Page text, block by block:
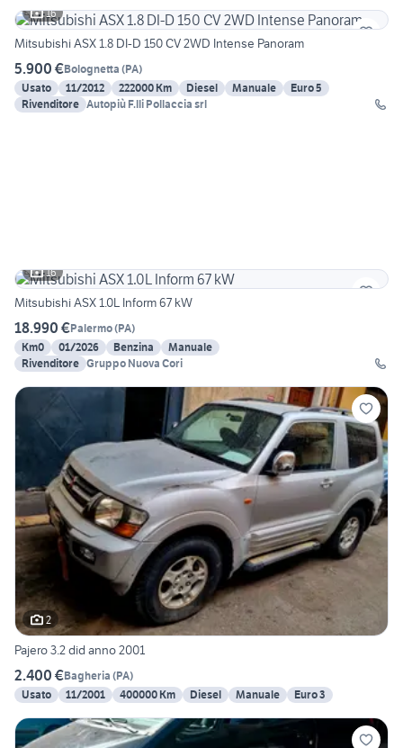
16
Mitsubishi ASX 1.8 DI-D 150 CV 2WD Intense Panoram
5.900 €Bolognetta (PA)
Usato
11/2012 222000 Km Diesel Manuale
Euro 5
Rivenditore Autopiù F.lli Pollaccia srl
16
Mitsubishi ASX 1.0L Inform 67 kW
18.990 €Palermo(PA)
Km0
01/2026 Benzina
Manuale
Rivenditore Gruppo Nuova Cori
2
Pajero 3.2 did anno 2001
2.400 €Bagheria (PA)
Usato
11/2001 400000 Km Diesel Manuale Euro 3